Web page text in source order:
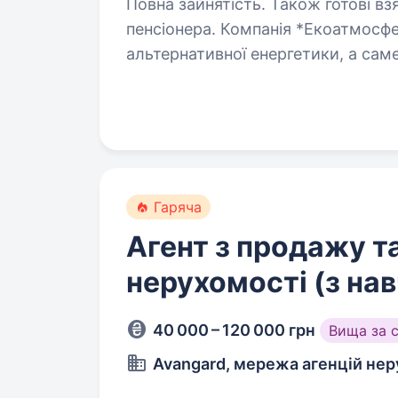
Повна зайнятість. Також готові
пенсіонера. Компанія *Екоатмосфера* — яка розвивається в галузі
альтернативної енергетики, а
Гаряча
Агент з продажу
нерухомості (з
40 000 – 120 000 грн Вища за
Avangard, мережа агенцій